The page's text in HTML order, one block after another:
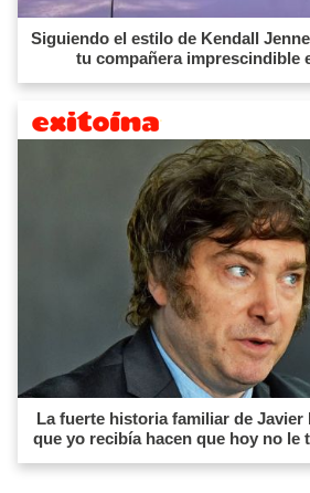
Siguiendo el estilo de Kendall
tu compañera imprescindible
La fuerte historia familiar de
que yo recibía hacen que hoy no le